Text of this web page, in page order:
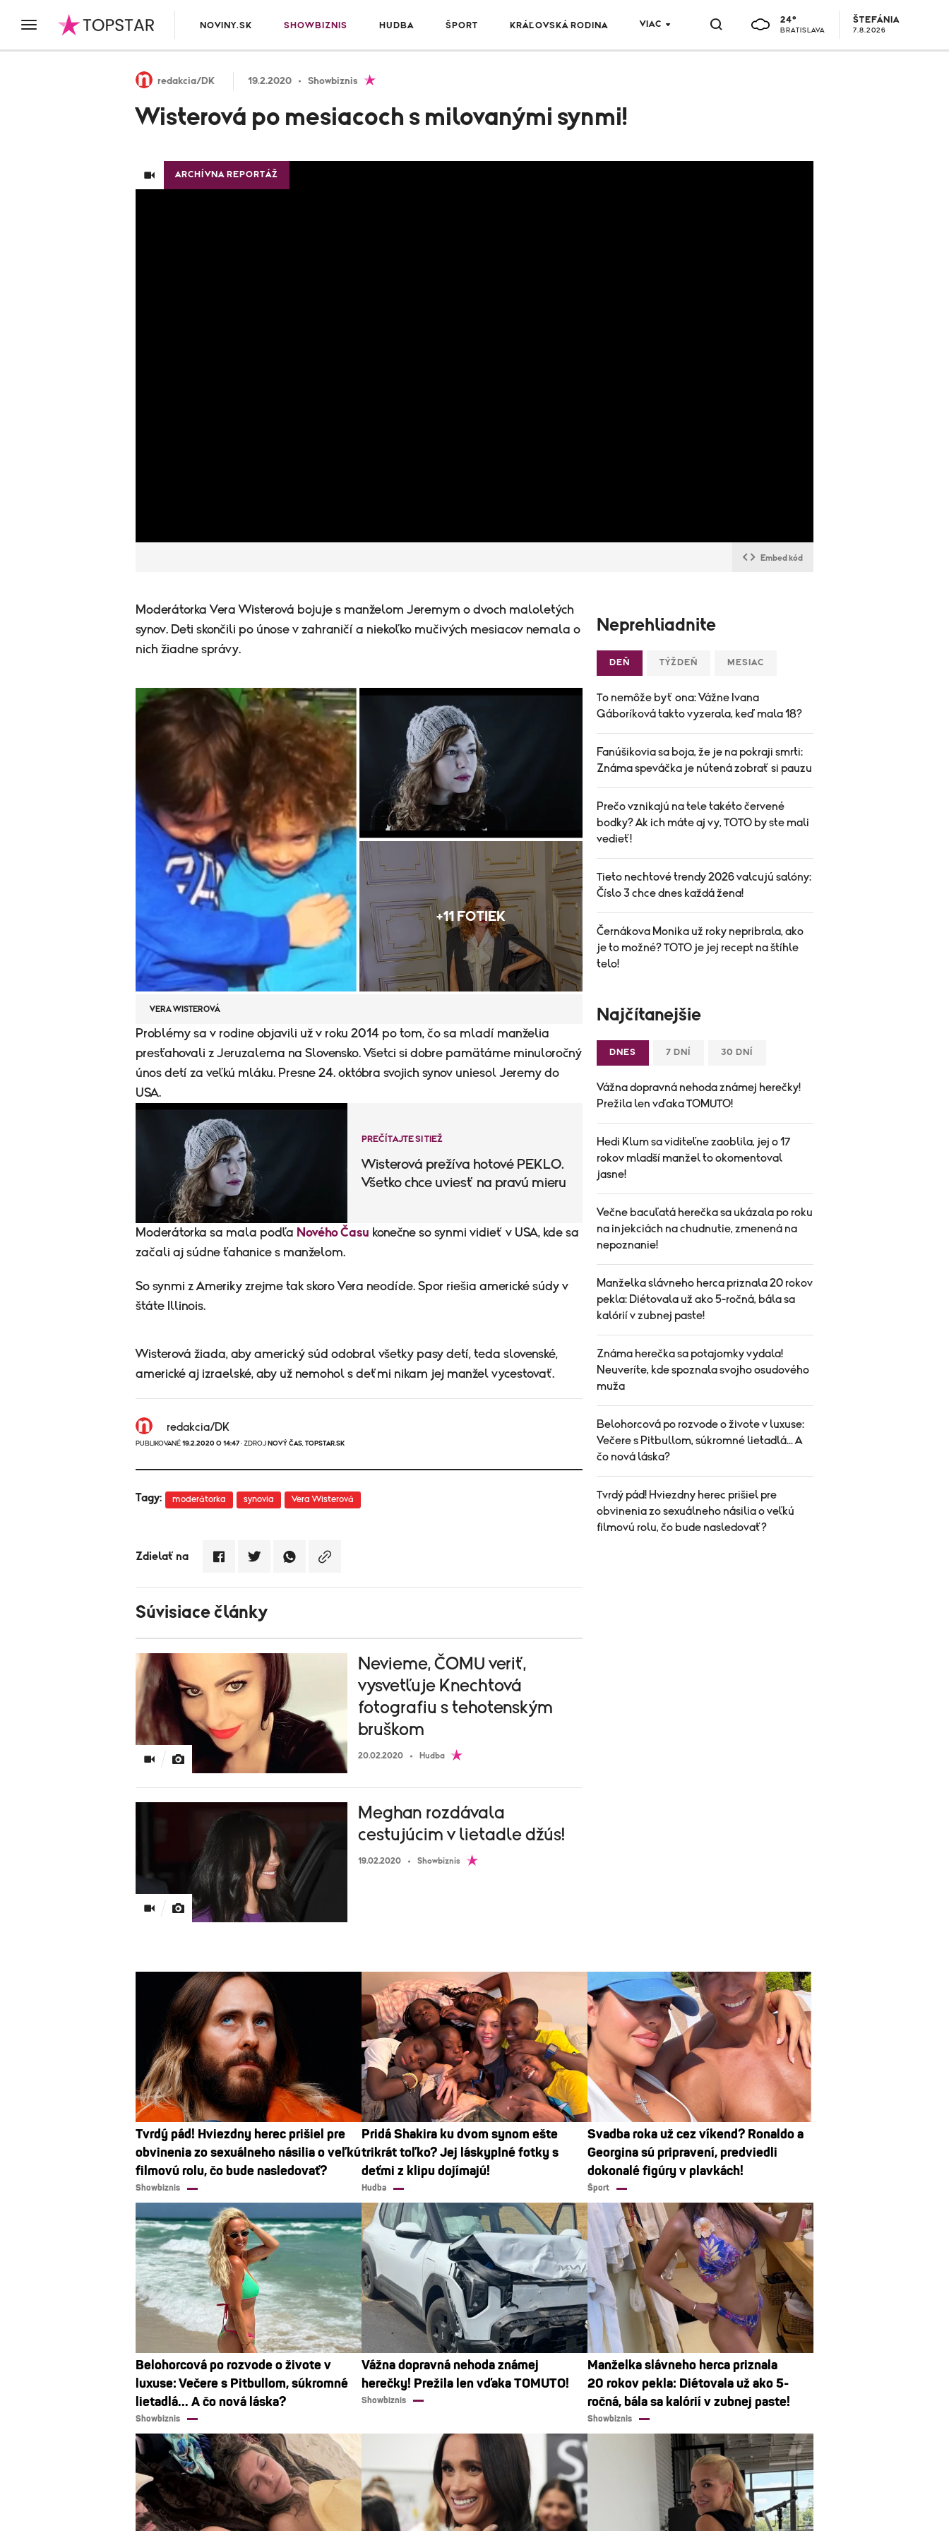
NOVINY.SK SHOWBIZNIS HUDBA ŠPORT KRÁĽOVSKÁ RODINA VIAC 24°
BRATISLAVA
ŠTEFÁNIA
7.8.2026
redakcia/DK 19.2.2020 Showbiznis
Wisterová po mesiacoch s milovanými synmi!
ARCHÍVNA REPORTÁŽ
Embed kód
Moderátorka Vera Wisterová bojuje s manželom Jeremym o dvoch maloletých
synov. Deti skončili po únose v zahraničí a niekoľko mučivých mesiacov nemala o
nich žiadne správy.
+11 FOTIEK
VERA WISTEROVÁ
​Problémy sa v rodine objavili už v roku 2014 po tom, čo sa mladí manželia
presťahovali z Jeruzalema na Slovensko. Všetci si dobre pamätáme minuloročný
únos detí za veľkú mláku. Presne 24. októbra svojich synov uniesol Jeremy do
USA.
PREČÍTAJTE SI TIEŽ
Wisterová prežíva hotové PEKLO.
Všetko chce uviesť na pravú mieru
​Moderátorka sa mala podľa Nového Času konečne so synmi vidieť v USA, kde sa
začali aj súdne ťahanice s manželom.
So synmi z Ameriky zrejme tak skoro Vera neodíde. Spor riešia americké súdy v
štáte Illinois.
Wisterová žiada, aby americký súd odobral všetky pasy detí, teda slovenské,
americké aj izraelské, aby už nemohol s deťmi nikam jej manžel vycestovať.
redakcia/DK
PUBLIKOVANÉ 19.2.2020 O 14:47 · ZDROJ NOVÝ ČAS, TOPSTAR.SK
Tagy: moderátorka synovia Vera Wisterová
Zdielať na
Súvisiace články
Nevieme, ČOMU veriť,
vysvetľuje Knechtová
fotografiu s tehotenským
bruškom
20.02.2020 Hudba
Meghan rozdávala
cestujúcim v lietadle džús!
19.02.2020 Showbiznis
Neprehliadnite
DEŇ TÝŽDEŇ MESIAC
To nemôže byť ona: Vážne Ivana
Gáboríková takto vyzerala, keď mala 18?
Fanúšikovia sa boja, že je na pokraji smrti:
Známa speváčka je nútená zobrať si pauzu
Prečo vznikajú na tele takéto červené
bodky? Ak ich máte aj vy, TOTO by ste mali
vedieť!
Tieto nechtové trendy 2026 valcujú salóny:
Číslo 3 chce dnes každá žena!
Černákova Monika už roky nepribrala, ako
je to možné? TOTO je jej recept na štíhle
telo!
Najčítanejšie
DNES 7 DNÍ 30 DNÍ
Vážna dopravná nehoda známej herečky!
Prežila len vďaka TOMUTO!
Hedi Klum sa viditeľne zaoblila, jej o 17
rokov mladší manžel to okomentoval
jasne!
Večne bacuľatá herečka sa ukázala po roku
na injekciách na chudnutie, zmenená na
nepoznanie!
Manželka slávneho herca priznala 20 rokov
pekla: Diétovala už ako 5-ročná, bála sa
kalórií v zubnej paste!
Známa herečka sa potajomky vydala!
Neuveríte, kde spoznala svojho osudového
muža
Belohorcová po rozvode o živote v luxuse:
Večere s Pitbullom, súkromné lietadlá... A
čo nová láska?
Tvrdý pád! Hviezdny herec prišiel pre
obvinenia zo sexuálneho násilia o veľkú
filmovú rolu, čo bude nasledovať?
Tvrdý pád! Hviezdny herec prišiel pre
obvinenia zo sexuálneho násilia o veľkú
filmovú rolu, čo bude nasledovať?
Showbiznis
Pridá Shakira ku dvom synom ešte
trikrát toľko? Jej láskyplné fotky s
deťmi z klipu dojímajú!
Hudba
Svadba roka už cez víkend? Ronaldo a
Georgina sú pripravení, predviedli
dokonalé figúry v plavkách!
Šport
Belohorcová po rozvode o živote v
luxuse: Večere s Pitbullom, súkromné
lietadlá... A čo nová láska?
Showbiznis
Vážna dopravná nehoda známej
herečky! Prežila len vďaka TOMUTO!
Showbiznis
Manželka slávneho herca priznala
20 rokov pekla: Diétovala už ako 5-
ročná, bála sa kalórií v zubnej paste!
Showbiznis